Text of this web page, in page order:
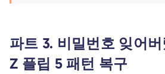
파트 3. 비밀번호 잊어
Z 플립 5 패턴 복구